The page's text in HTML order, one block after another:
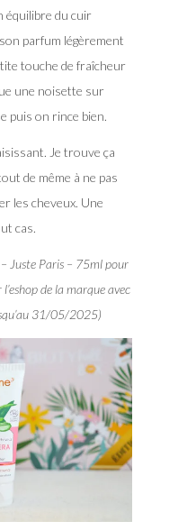
équilibre du cuir
parfum légèrement
touche de fraîcheur
une noisette sur
puis on rince bien.
Je trouve ça
de même à ne pas
les cheveux. Une
cas.
Juste Paris – 75ml pour
de la marque avec
31/05/2025)